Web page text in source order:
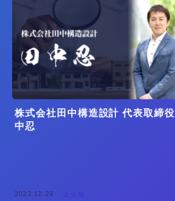
株式会社田中構造設計 代表取締役
中忍
2022.12.28